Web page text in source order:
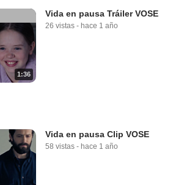
1:36
Vida en pausa Tráiler VOSE
26 vistas - hace 1 año
Vida en pausa Clip VOSE
58 vistas - hace 1 año